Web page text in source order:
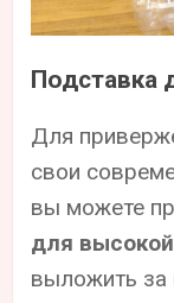
Подставка
Для
свои
вы можете
для
выложить за